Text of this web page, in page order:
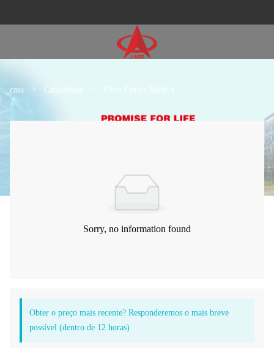
casa > Capacidade Fibra Óptica Médica
Sorry, no information found
Obter o preço mais recente? Responderemos o mais breve
possível (dentro de 12 horas)